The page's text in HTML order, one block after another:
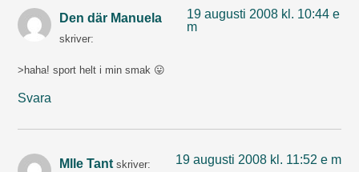
Den där Manuela
skriver:
19 augusti 2008 kl. 10:44 e
m
>haha! sport helt i min smak 😛
Svara
Mlle Tant skriver: 19 augusti 2008 kl. 11:52 e m